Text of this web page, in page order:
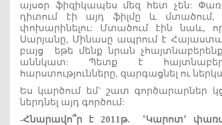
այսօր ֆիզիկապես մեզ հետ չեն:
դիտում էի այդ ֆիլմը և
փոխարինելու: Մտածում էին նաև,
Սարյանը, Մինասը ապրում է
բայց եթե մենք նրան
աննկատ: Պետք է
հարստությունները, զարգացնել ու
Ես կարծում եմ` շատ գործարարներ
ներդնել այդ գործում:
-Հնարավո՞ր է 2011թ. ՙԿարոտ՚